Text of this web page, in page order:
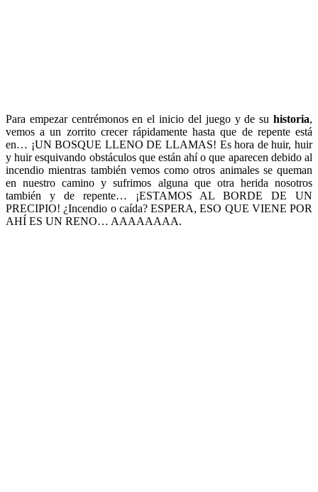
Para empezar centrémonos en el inicio del juego y de su historia,
vemos a un zorrito crecer rápidamente hasta que de repente está
en… ¡UN BOSQUE LLENO DE LLAMAS! Es hora de huir, huir
y huir esquivando obstáculos que están ahí o que aparecen debido al
incendio mientras también vemos como otros animales se queman
en nuestro camino y sufrimos alguna que otra herida nosotros
también y de repente… ¡ESTAMOS AL BORDE DE UN
PRECIPIO! ¿Incendio o caída? ESPERA, ESO QUE VIENE POR
AHÍ ES UN RENO… AAAAAAAA.